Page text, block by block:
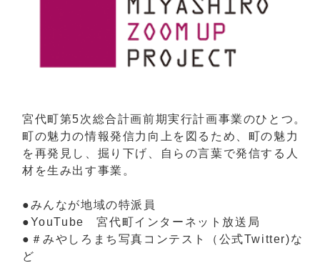
宮代町第5次総合計画前期実行計画事業のひとつ。
町の魅力の情報発信力向上を図るため、町の魅力
を再発見し、掘り下げ、自らの言葉で発信する人
材を生み出す事業。
●みんなが地域の特派員
●YouTube 宮代町インターネット放送局
●＃みやしろまち写真コンテスト（公式Twitter)な
ど